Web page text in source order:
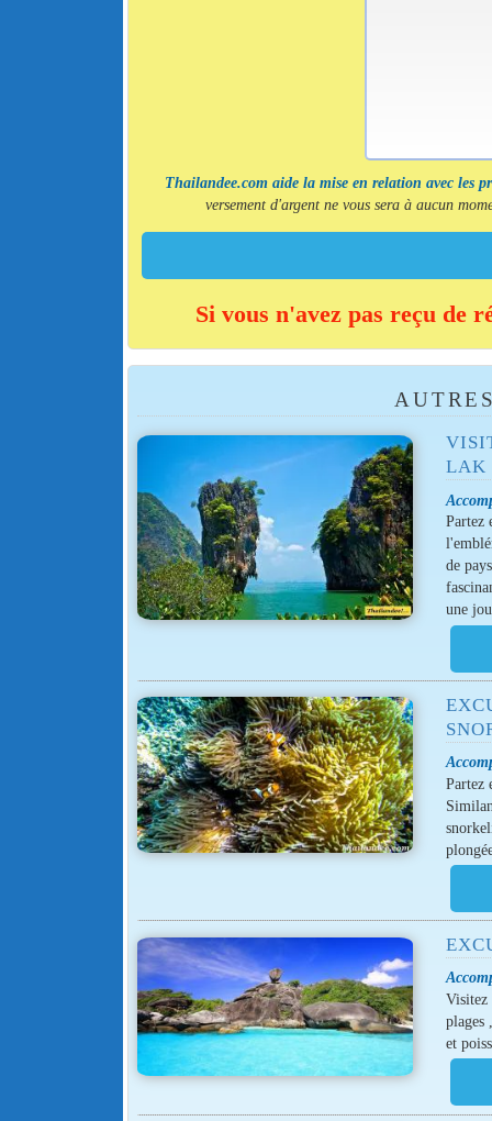
Thailandee.com aide la mise en relation avec les
versement d'argent ne vous sera à aucun
Si vous n'avez pas reçu de
LAK
Partez
de
une
Partez
Visitez
plages
et